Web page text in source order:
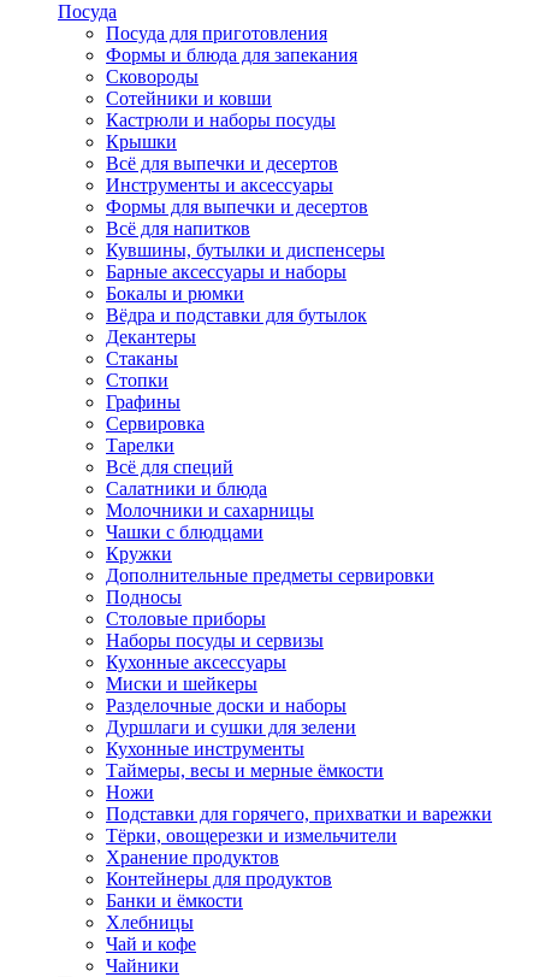
Посуда
Посуда для приготовления
Формы и блюда для запекания
Сковороды
Сотейники и ковши
Кастрюли и наборы посуды
Крышки
Всё для выпечки и десертов
Инструменты и аксессуары
Формы для выпечки и десертов
Всё для напитков
Кувшины, бутылки и диспенсеры
Барные аксессуары и наборы
Бокалы и рюмки
Вёдра и подставки для бутылок
Декантеры
Стаканы
Стопки
Графины
Сервировка
Тарелки
Всё для специй
Салатники и блюда
Молочники и сахарницы
Чашки с блюдцами
Кружки
Дополнительные предметы сервировки
Подносы
Столовые приборы
Наборы посуды и сервизы
Кухонные аксессуары
Миски и шейкеры
Разделочные доски и наборы
Дуршлаги и сушки для зелени
Кухонные инструменты
Таймеры, весы и мерные ёмкости
Ножи
Подставки для горячего, прихватки и варежки
Тёрки, овощерезки и измельчители
Хранение продуктов
Контейнеры для продуктов
Банки и ёмкости
Хлебницы
Чай и кофе
Чайники